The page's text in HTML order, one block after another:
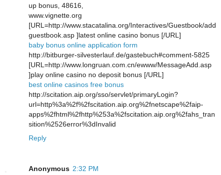
up bonus, 48616,
www.vignette.org
[URL=http://www.stacatalina.org/Interactives/Guestbook/add
guestbook.asp ]latest online casino bonus [/URL]
baby bonus online application form
http://bitburger-silvesterlauf.de/gastebuch#comment-5825
[URL=http://www.longruan.com.cn/ewww/MessageAdd.asp
]play online casino no deposit bonus [/URL]
best online casinos free bonus
http://scitation.aip.org/sso/servlet/primaryLogin?
url=http%3a%2f%2fscitation.aip.org%2fnetscape%2faip-
apps%2fhtml%2fhttp%253a%2fscitation.aip.org%2fahs_tran
sition%2526error%3dInvalid
Reply
Anonymous 2:32 PM